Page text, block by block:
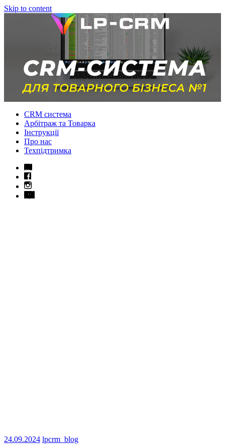
Skip to content
CRM система
Арбітраж та Товарка
Інструкції
Про нас
Техпідтримка
24.09.2024 lpcrm_blog